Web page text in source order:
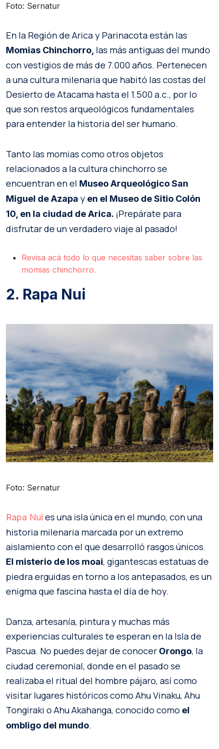
Foto: Sernatur
En la Región de Arica y Parinacota están las
Momias Chinchorro, las más antiguas del mundo
con vestigios de más de 7.000 años. Pertenecen
a una cultura milenaria que habitó las costas del
Desierto de Atacama hasta el 1.500 a.c., por lo
que son restos arqueológicos fundamentales
para entender la historia del ser humano.
Tanto las momias como otros objetos
relacionados a la cultura chinchorro se
encuentran en el Museo Arqueológico San
Miguel de Azapa y en el Museo de Sitio Colón
10, en la ciudad de Arica. ¡Prepárate para
disfrutar de un verdadero viaje al pasado!
Revisa acá todo lo que necesitas saber sobre las
momias chinchorro.
2. Rapa Nui
Foto: Sernatur
Rapa Nui es una isla única en el mundo, con una
historia milenaria marcada por un extremo
aislamiento con el que desarrolló rasgos únicos.
El misterio de los moai, gigantescas estatuas de
piedra erguidas en torno a los antepasados, es un
enigma que fascina hasta el día de hoy.
Danza, artesanía, pintura y muchas más
experiencias culturales te esperan en la Isla de
Pascua. No puedes dejar de conocer Orongo, la
ciudad ceremonial, donde en el pasado se
realizaba el ritual del hombre pájaro, así como
visitar lugares históricos como Ahu Vinaku, Ahu
Tongiraki o Ahu Akahanga, conocido como el
ombligo del mundo.